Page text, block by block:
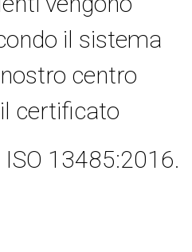
il sistema
centro
certificato
ISO 13485:2016.